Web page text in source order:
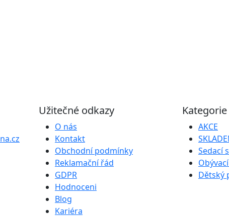
Užitečné odkazy
O nás
Kontakt
Obchodní podmínky
Reklamační řád
GDPR
Hodnoceni
Blog
Kariéra
Kategorie
AKCE
Sedací
Dětský